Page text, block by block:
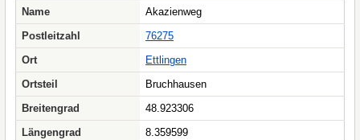
Name
Akazienweg
Postleitzahl
76275
Ort
Ettlingen
Ortsteil
Bruchhausen
Breitengrad
48.923306
Längengrad
8.359599